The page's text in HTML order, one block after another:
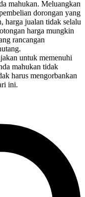
mahukan. Meluangkan
dorongan yang
harga jualan tidak selalu
harga mungkin
rancangan
untuk memenuhi
mahukan tidak
harus mengorbankan
ini.